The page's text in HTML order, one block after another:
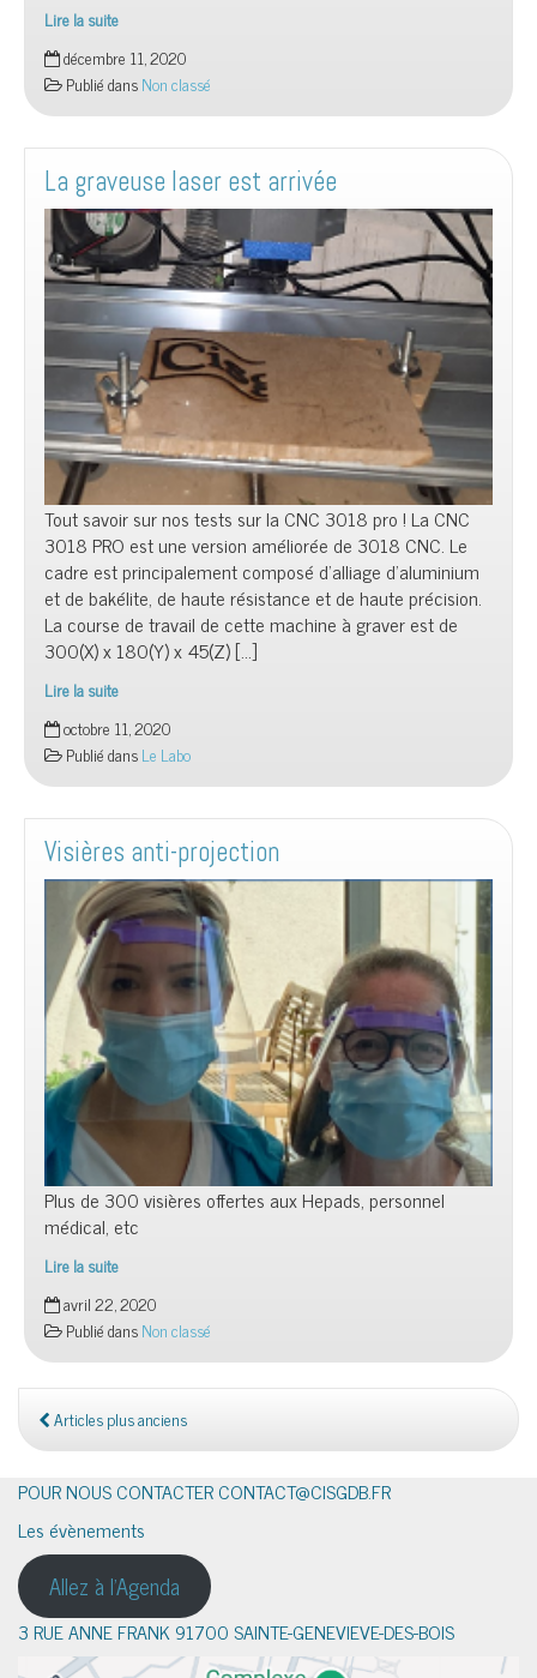
Lire la suite
Téléthon
décembre 11, 2020
Publié dansNon classé
La graveuse laser est arrivée
Tout savoir sur nos tests sur la CNC 3018 pro ! La CNC
3018 PRO est une version améliorée de 3018 CNC. Le
cadre est principalement composé d’alliage d’aluminium
et de bakélite, de haute résistance et de haute précision.
La course de travail de cette machine à graver est de
300(X) x 180(Y) x 45(Z) […]
Lire la suite
La
graveuse
laser
est
arrivée
octobre 11, 2020
Publié dansLe Labo
Visières anti-projection
Plus de 300 visières offertes aux Hepads, personnel
médical, etc
Lire la suite
Visières
anti-
projection
avril 22, 2020
Publié dansNon classé
Articles plus anciens
POUR NOUS CONTACTER CONTACT@CISGDB.FR
Les évènements
Allez à l'Agenda
3 RUE ANNE FRANK 91700 SAINTE-GENEVIEVE-DES-BOIS